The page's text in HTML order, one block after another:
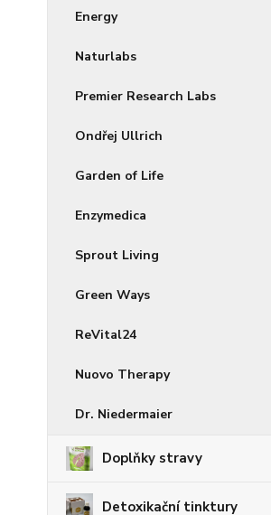
Energy
Naturlabs
Premier Research Labs
Ondřej Ullrich
Garden of Life
Enzymedica
Sprout Living
Green Ways
ReVital24
Nuovo Therapy
Dr. Niedermaier
Doplňky stravy
Detoxikační tinktury